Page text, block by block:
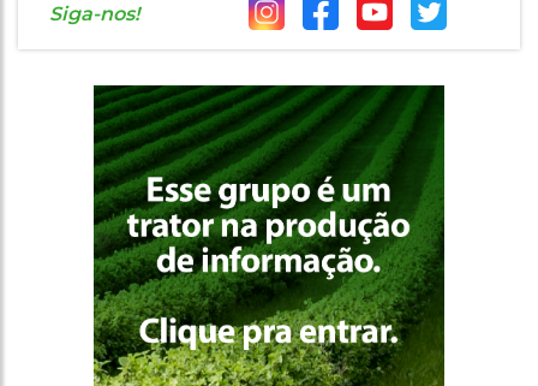
Siga-nos!